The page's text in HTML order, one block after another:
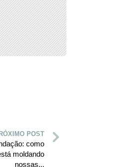
POST
como
moldando
nossas...